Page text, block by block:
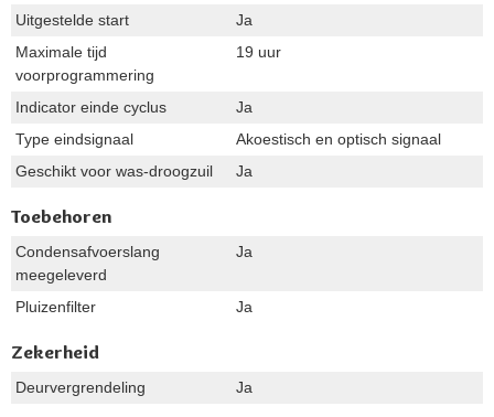
Uitgestelde start
Ja
Maximale tijd
voorprogrammering
19 uur
Indicator einde cyclus
Ja
Type eindsignaal
Akoestisch en optisch signaal
Geschikt voor was-droogzuil
Ja
Toebehoren
Condensafvoerslang
meegeleverd
Ja
Pluizenfilter Ja
Zekerheid
Deurvergrendeling Ja